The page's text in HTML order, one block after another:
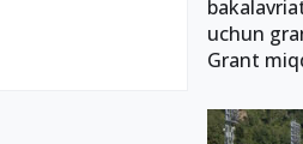
uchun
Grant